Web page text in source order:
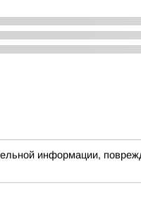
информации,